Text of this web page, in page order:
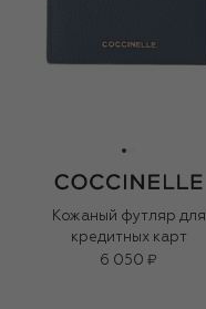
Кожаный футляр для
кредитных карт
6 050 ₽